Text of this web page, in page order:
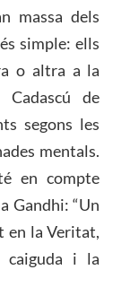
massa dels
simple: ells
o altra a la
Cadascú de
segons les
mentals.
en compte
Gandhi: “Un
en la Veritat,
i la